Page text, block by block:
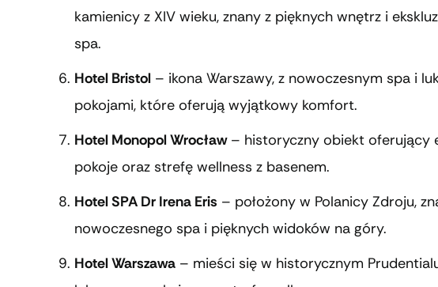
kamienicy z XIV wieku, znany z pięknych wnętrz i
spa.
Hotel Bristol – ikona Warszawy, z nowoczesnym spa i
pokojami, które oferują wyjątkowy komfort.
Hotel Monopol Wrocław– historyczny obiekt oferujący
pokoje oraz strefę wellness z basenem.
Hotel SPA Dr Irena Eris – położony w Polanicy Zdroju,
nowoczesnego spa i pięknych widoków na góry.
Hotel Warszawa – mieści się w historycznym